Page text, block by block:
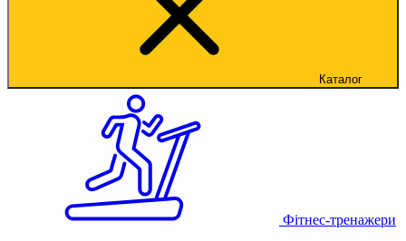
Каталог
Фітнес-тренажери